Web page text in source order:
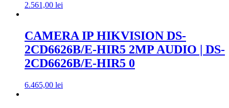
2.561,00 lei
CAMERA IP HIKVISION DS-
2CD6626B/E-HIR5 2MP AUDIO | DS-
2CD6626B/E-HIR5 0
6.465,00 lei